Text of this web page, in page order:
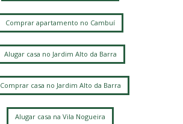
Comprar apartamento no Cambuí
Alugar casa no Jardim Alto da Barra
Comprar casa no Jardim Alto da Barra
Alugar casa na Vila Nogueira